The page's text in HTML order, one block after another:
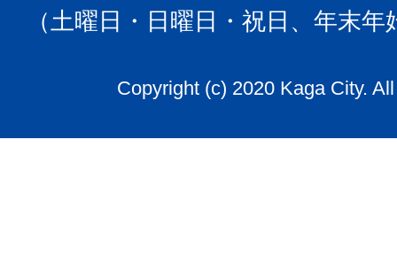
（土曜日・日曜日・祝日、年末
Copyright (c) 2020 Kaga City.